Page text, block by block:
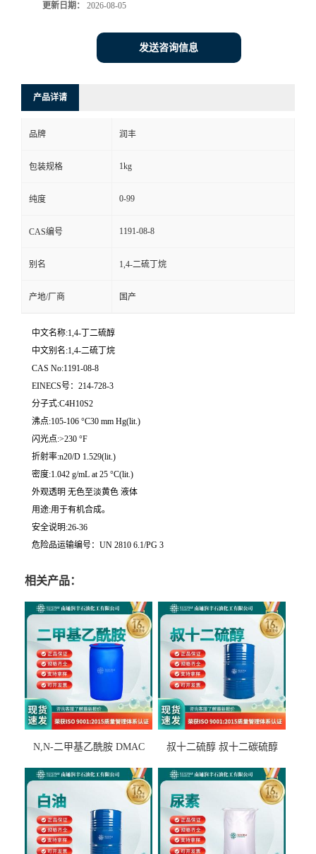
更新日期： 2026-08-05
发送咨询信息
产品详请
品牌 润丰
包装规格 1kg
纯度 0-99
CAS编号 1191-08-8
别名 1,4-二硫丁烷
产地/厂商 国产
中文名称:1,4-丁二硫醇
中文别名:1,4-二硫丁烷
CAS No:1191-08-8
EINECS号：214-728-3
分子式:C4H10S2
沸点:105-106 °C30 mm Hg(lit.)
闪光点:>230 °F
折射率:n20/D 1.529(lit.)
密度:1.042 g/mL at 25 °C(lit.)
外观透明 无色至淡黄色 液体
用途:用于有机合成。
安全说明:26-36
危险品运输编号：UN 2810 6.1/PG 3
相关产品：
N,N-二甲基乙酰胺 DMAC
叔十二硫醇 叔十二碳硫醇